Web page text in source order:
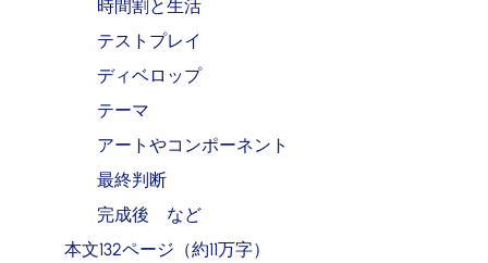
時間割と生活
テストプレイ
ディベロップ
テーマ
アートやコンポーネント
最終判断
完成後 など
本文132ページ（約11万字）